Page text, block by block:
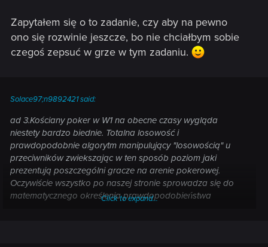
Zapytałem się o to zadanie, czy aby na pewno
ono się rozwinie jeszcze, bo nie chciałbym sobie
czegoś zepsuć w grze w tym zadaniu.
Solace97;n9892421 said:
ad 3.Kościany poker w W1 na obecne czasy wygląda
niestety bardzo biednie. Totalna losowość i
prawdopodobnie algorytm manipulujący "losowością" u
przeciwników zwiekszając w ten sposób poziom jaki
prezentują poszczególni gracze na arenie pokerowej.
Oczywiście wszystko po naszej stronie sprowadza się do
matematycznego określenia prawdopodobieństwa
Click to expand...